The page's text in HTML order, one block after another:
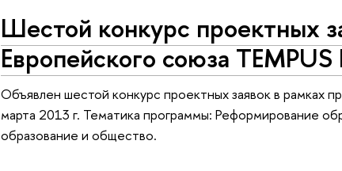
Шестой конкурс проектных
Европейского союза TEMPUS
Объявлен шестой конкурс проектных заявок в рамках
марта 2013 г. Тематика программы: Реформирование
образование и общество.